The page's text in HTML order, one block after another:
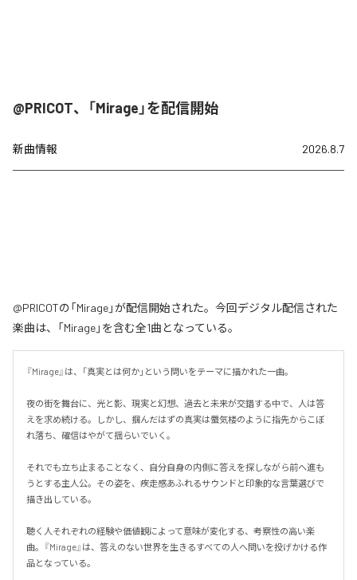
@PRICOT、「Mirage」を配信開始
新曲情報 2026.8.7
@PRICOTの「Mirage」が配信開始された。今回デジタル配信された
楽曲は、「Mirage」を含む全1曲となっている。
『Mirage』は、「真実とは何か」という問いをテーマに描かれた一曲。
夜の街を舞台に、光と影、現実と幻想、過去と未来が交錯する中で、人は答
えを求め続ける。しかし、掴んだはずの真実は蜃気楼のように指先からこぼ
れ落ち、確信はやがて揺らいでいく。
それでも立ち止まることなく、自分自身の内側に答えを探しながら前へ進も
うとする主人公。その姿を、疾走感あふれるサウンドと印象的な言葉選びで
描き出している。
聴く人それぞれの経験や価値観によって意味が変化する、考察性の高い楽
曲。『Mirage』は、答えのない世界を生きるすべての人へ問いを投げかける作
品となっている。